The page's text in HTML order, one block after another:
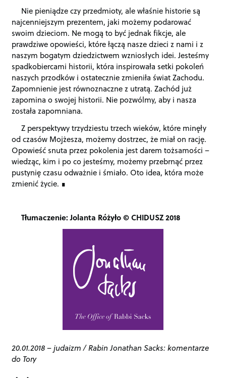
Nie pieniądze czy przedmioty, ale właśnie historie są
najcenniejszym prezentem, jaki możemy podarować
swoim dzieciom. Ne mogą to być jednak fikcje, ale
prawdziwe opowieści, które łączą nasze dzieci z nami i z
naszym bogatym dziedzictwem wzniosłych idei. Jesteśmy
spadkobiercami historii, która inspirowała setki pokoleń
naszych przodków i ostatecznie zmieniła świat Zachodu.
Zapomnienie jest równoznaczne z utratą. Zachód już
zapomina o swojej historii. Nie pozwólmy, aby i nasza
została zapomniana.
Z perspektywy trzydziestu trzech wieków, które minęły
od czasów Mojżesza, możemy dostrzec, że miał on rację.
Opowieść snuta przez pokolenia jest darem tożsamości –
wiedząc, kim i po co jesteśmy, możemy przebrnąć przez
pustynię czasu odważnie i śmiało. Oto idea, która może
zmienić życie.
Tłumaczenie: Jolanta Różyło © CHIDUSZ 2018
20.01.2018–judaizm/Rabin Jonathan Sacks: komentarze
do Tory